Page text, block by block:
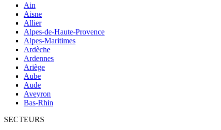
Ain
Aisne
Allier
Alpes-de-Haute-Provence
Alpes-Maritimes
Ardèche
Ardennes
Ariège
Aube
Aude
Aveyron
Bas-Rhin
SECTEURS